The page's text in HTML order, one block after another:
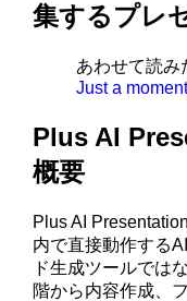
集するプレ
あわせて読み
Just a
Plus AI
概要
Plus AI
内で直接動作する
ド生成ツールでは
階から内容作成、